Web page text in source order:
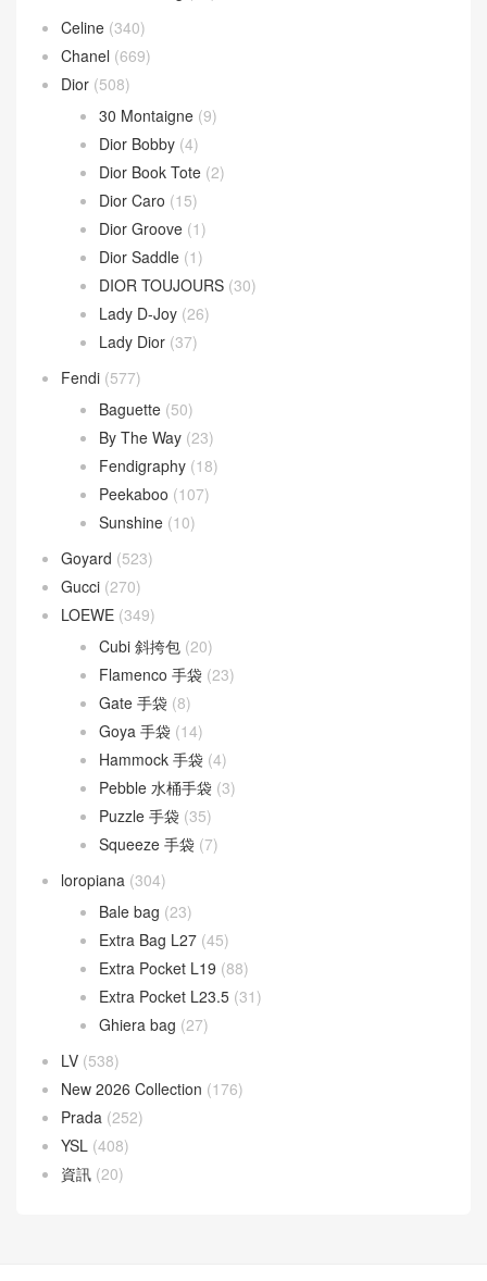
Chanel (669)
Dior(508)
30 Montaigne
Dior Bobby(4)
Dior Book Tote
Dior Caro(15)
Dior Groove (1)
Dior Saddle(1)
DIOR TOUJOURS
Lady D-Joy(26)
Lady Dior(37)
Baguette
By The Way(23)
Fendigraphy (18)
Peekaboo(107)
Sunshine(10)
Gucci(270)
LOEWE(349)
Cubi 斜挎包
Flamenco 手袋(23)
Gate 手袋 (8)
Goya 手袋 (14)
Hammock 手袋
Pebble 水桶手袋(3)
Puzzle 手袋(35)
Squeeze 手袋(7)
Bale bag(23)
Extra Bag L27
Extra Pocket L19(88)
Extra Pocket L23.5(31)
Ghiera bag(27)
New 2026 Collection
Prada(252)
YSL(408)
資訊 (20)